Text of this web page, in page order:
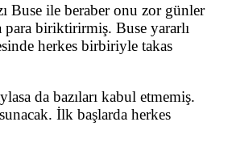
Buse ile beraber onu zor günler
para biriktirirmiş. Buse yararlı
herkes birbiriyle takas
da bazıları kabul etmemiş.
İlk başlarda herkes